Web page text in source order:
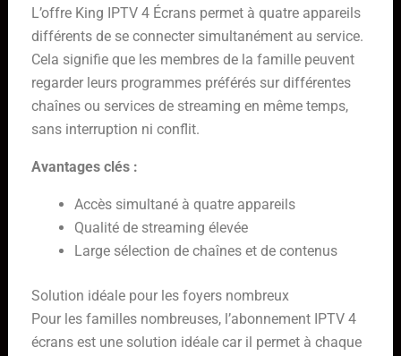
L’offre King IPTV 4 Écrans permet à quatre appareils
différents de se connecter simultanément au service.
Cela signifie que les membres de la famille peuvent
regarder leurs programmes préférés sur différentes
chaînes ou services de streaming en même temps,
sans interruption ni conflit.
Avantages clés :
Accès simultané à quatre appareils
Qualité de streaming élevée
Large sélection de chaînes et de contenus
Solution idéale pour les foyers nombreux
Pour les familles nombreuses, l’abonnement IPTV 4
écrans est une solution idéale car il permet à chaque